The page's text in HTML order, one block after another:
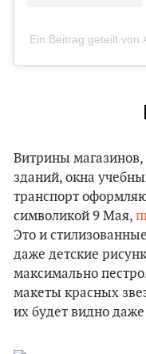
Ein Beitrag geteilt von
Витрины
зданий, окна
транспорт
символикой 9 Мая,
Это и
даже детские
максимально
макеты красных
их будет видно